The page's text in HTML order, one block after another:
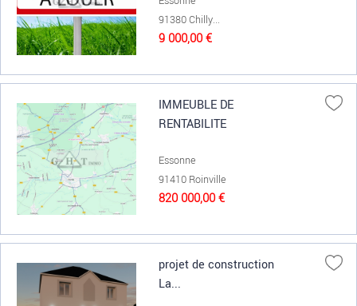
91380 Chilly...
9 000,00 €
IMMEUBLE DE
RENTABILITE
Essonne
91410 Roinville
820 000,00 €
projet de construction
La...